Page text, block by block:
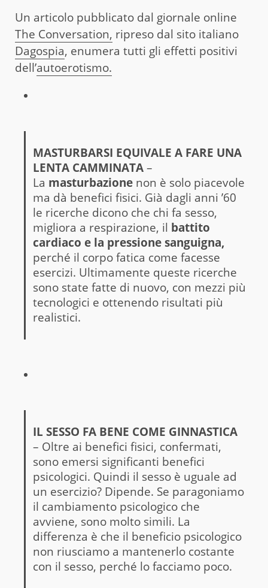
Un articolo pubblicato dal giornale online
The Conversation, ripreso dal sito italiano
Dagospia, enumera tutti gli effetti positivi
dell’autoerotismo.
MASTURBARSI EQUIVALE A FARE UNA
LENTA CAMMINATA–
La masturbazionenon è solo piacevole
ma dà benefici fisici. Già dagli anni ’60
le ricerche dicono che chi fa sesso,
migliora a respirazione, il battito
cardiaco e la pressione sanguigna,
perché il corpo fatica come facesse
esercizi. Ultimamente queste ricerche
sono state fatte di nuovo, con mezzi più
tecnologici e ottenendo risultati più
realistici.
IL SESSO FA BENE COME GINNASTICA
– Oltre ai benefici fisici, confermati,
sono emersi significanti benefici
psicologici. Quindi il sesso è uguale ad
un esercizio? Dipende. Se paragoniamo
il cambiamento psicologico che
avviene, sono molto simili. La
differenza è che il beneficio psicologico
non riusciamo a mantenerlo costante
con il sesso, perché lo facciamo poco.